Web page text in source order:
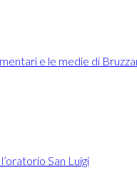
e le medie di
San Luigi